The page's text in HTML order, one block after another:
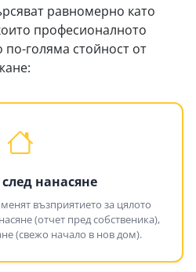
равномерно като
професионалното
голяма стойност от
нанасяне
възприятието за цялото
(отчет пред собственика),
(свежо начало в нов дом).